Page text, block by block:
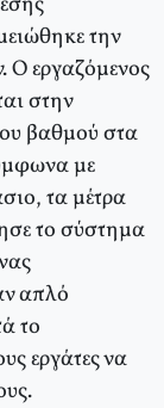
την
Ο εργαζόμενος
στην
βαθμού στα
με
τα μέτρα
το σύστημα
απλό
το
εργάτες να